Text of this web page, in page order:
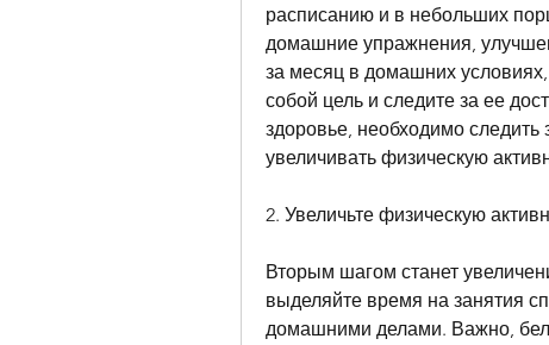
расписанию и в небольших
домашние упражнения,
за месяц в домашних
собой цель и следите за ее
здоровье, необходимо
увеличивать физическую
2. Увеличьте физическую
Вторым шагом станет
выделяйте время на занятия
домашними делами. Важно,